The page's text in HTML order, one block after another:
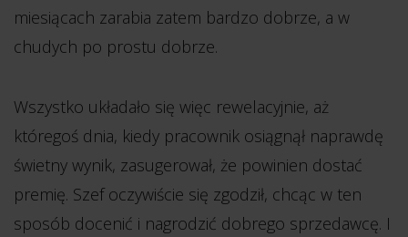
miesiącach zarabia zatem bardzo dobrze, a w
chudych po prostu dobrze.
Wszystko układało się więc rewelacyjnie, aż
któregoś dnia, kiedy pracownik osiągnął naprawdę
świetny wynik, zasugerował, że powinien dostać
premię. Szef oczywiście się zgodził, chcąc w ten
sposób docenić i nagrodzić dobrego sprzedawcę. I